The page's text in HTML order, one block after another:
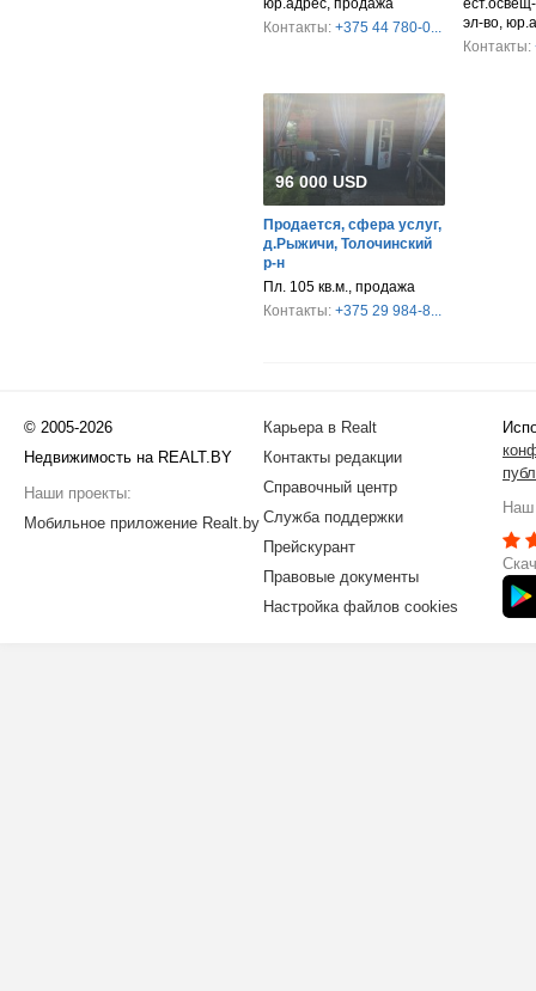
юр.адрес, продажа
Контакты: +375 44 780-0...
эл-во,
Контакты:
96 000 USD
Продается, сфера услуг,
д.Рыжичи, Толочинский
р-н
Пл. 105 кв.м., продажа
Контакты: +375 29 984-8...
© 2005-2026
Недвижимость на REALT.BY
Наши проекты:
Мобильное приложение Realt.by
Карьера в Realt
Контакты редакции
Справочный центр
Служба поддержки
Прейскурант
Правовые документы
Настройка файлов cookies
Наш